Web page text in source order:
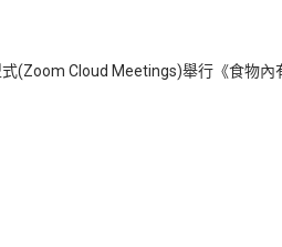
(Zoom Cloud Meetings)舉行《食物內